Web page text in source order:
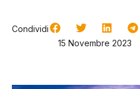
Condividi
15 Novembre 2023